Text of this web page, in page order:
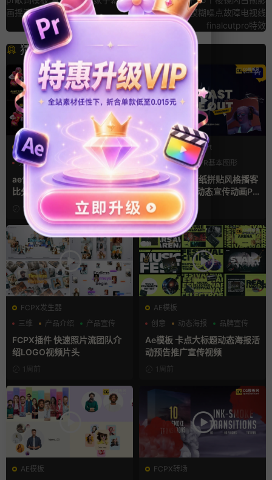
画摇滚乐唱词排版
RGB分离模糊噪点故障电视线
finalcutpro特效
猜你喜欢
AE模板
分数
字幕模板
ae体育模板 足球比赛队伍PK
比分牌对决卡片球员介绍宣传
视频AE模板
15小时前
PR基本图形mogrt
LOGO动画
PR基本图形
复古风
pr模板 做旧撕纸拼贴风格播客
节目开场介绍动态宣传动画PR
模版3天前
FCPX发生器
三维
产品介绍 产品宣传
FCPX插件 快速照片流团队介
绍LOGO视频片头
1周前
AE模板
创意
动态海报 品牌宣传
Ae模板 卡点大标题动态海报活
动预告推广宣传视频
1周前
AE模板
FCPX转场